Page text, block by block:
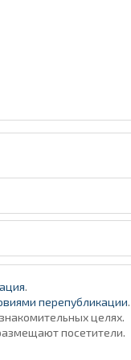
.
перепубликации.
целях.
посетители.